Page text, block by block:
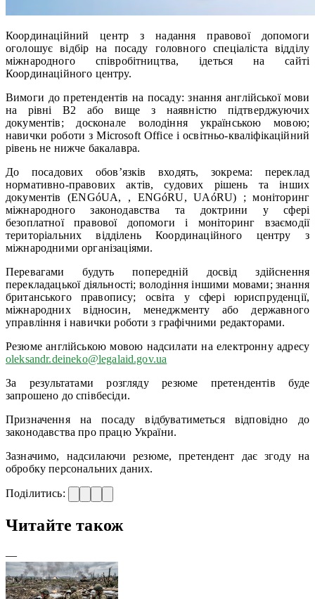
Координаційний центр з надання правової допомоги
оголошує відбір на посаду головного спеціаліста відділу
міжнародного співробітництва, ідеться на сайті
Координаційного центру.
Вимоги до претендентів на посаду: знання англійської мови
на рівні B2 або вище з наявністю підтверджуючих
документів; досконале володіння українською мовою;
навички роботи з Microsoft Office і освітньо-кваліфікаційний
рівень не нижче бакалавра.
До посадових обов’язків входять, зокрема: переклад
нормативно-правових актів, судових рішень та інших
документів (ENGóUA, , ENGóRU, UAóRU) ; моніторинг
міжнародного законодавства та доктрини у сфері
безоплатної правової допомоги і моніторинг взаємодії
територіальних відділень Координаційного центру з
міжнародними організаціями.
Перевагами будуть попередній досвід здійснення
перекладацької діяльності; володіння іншими мовами; знання
британського правопису; освіта у сфері юриспруденції,
міжнародних відносин, менеджменту або державного
управління і навички роботи з графічними редакторами.
Резюме англійською мовою надсилати на електронну адресу
oleksandr.deineko@legalaid.gov.ua
За результатами розгляду резюме претендентів буде
запрошено до співбесіди.
Призначення на посаду відбуватиметься відповідно до
законодавства про працю України.
Зазначимо, надсилаючи резюме, претендент дає згоду на
обробку персональних даних.
Поділитись:
Читайте також
—